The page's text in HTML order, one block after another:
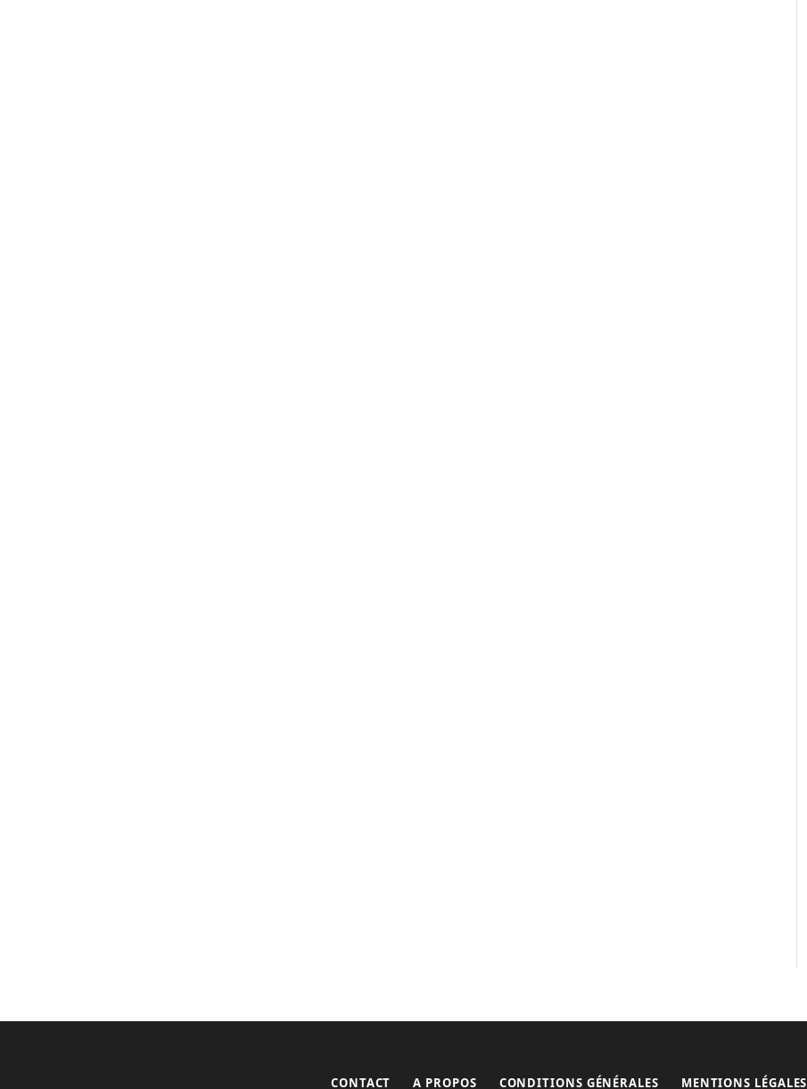
CONTACT A PROPOS CONDITIONS GÉNÉRALES MENTIONS LÉGALES